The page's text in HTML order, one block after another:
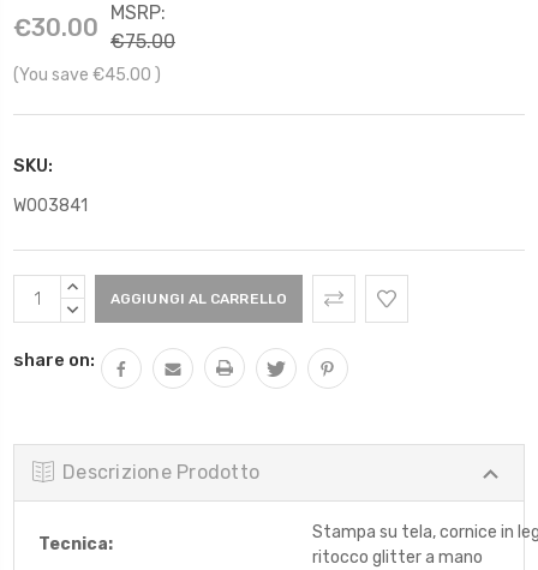
€30.00
MSRP:
€75.00
(You save €45.00 )
SKU:
W003841
Scorta
Attuale:
AUMENTARE
QUANTITÀ:
DIMINUIRE
share on:
Descrizione Prodotto
Tecnica:
Stampa su tela, cornice in
ritocco glitter a mano